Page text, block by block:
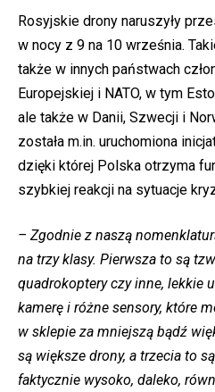
Rosyjskie drony naruszyły
w nocy z 9 na 10 września.
także w innych państwach
Europejskiej i NATO, w tym
ale także w Danii, Szwecji i
została m.in. uruchomiona
dzięki której Polska otrzyma
szybkiej reakcji na sytuacje
– Zgodnie z naszą
na trzy klasy. Pierwsza to są
quadrokoptery czy inne, lekkie
kamerę i różne sensory, które
w sklepie za mniejszą bądź
są większe drony, a trzecia to
faktycznie wysoko, daleko,